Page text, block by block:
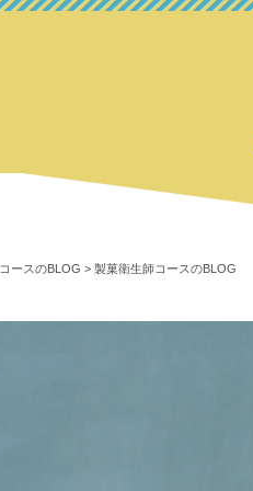
コースのBLOG > 製菓衛生師コースのBLOG